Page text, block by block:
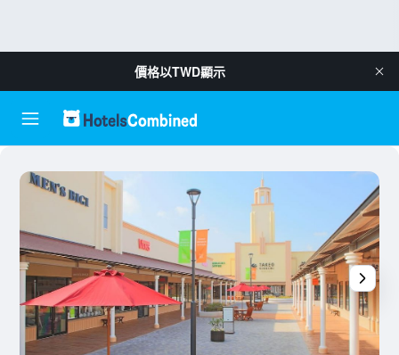
價格以TWD顯示